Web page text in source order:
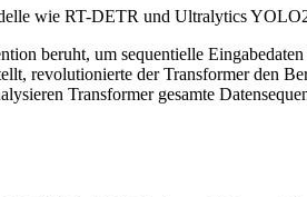
wie RT-DETR und Ultralytics
beruht, um sequentielle
revolutionierte der Transformer den
Transformer gesamte